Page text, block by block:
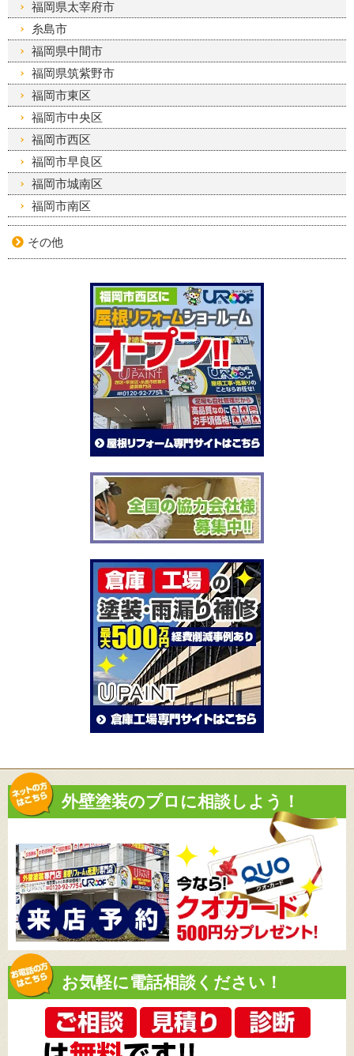
福岡県太宰府市
糸島市
福岡県中間市
福岡県筑紫野市
福岡市東区
福岡市中央区
福岡市西区
福岡市早良区
福岡市城南区
福岡市南区
その他
外壁塗装のプロに相談しよう！
お気軽に電話相談ください！